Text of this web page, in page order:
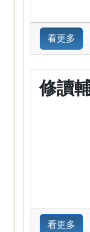
看更多
修讀
看更多